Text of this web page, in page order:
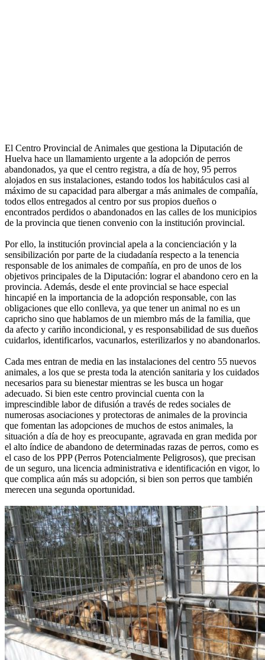
El Centro Provincial de Animales que gestiona la Diputación de
Huelva hace un llamamiento urgente a la adopción de perros
abandonados, ya que el centro registra, a día de hoy, 95 perros
alojados en sus instalaciones, estando todos los habitáculos casi al
máximo de su capacidad para albergar a más animales de compañía,
todos ellos entregados al centro por sus propios dueños o
encontrados perdidos o abandonados en las calles de los municipios
de la provincia que tienen convenio con la institución provincial.
Por ello, la institución provincial apela a la concienciación y la
sensibilización por parte de la ciudadanía respecto a la tenencia
responsable de los animales de compañía, en pro de unos de los
objetivos principales de la Diputación: lograr el abandono cero en la
provincia. Además, desde el ente provincial se hace especial
hincapié en la importancia de la adopción responsable, con las
obligaciones que ello conlleva, ya que tener un animal no es un
capricho sino que hablamos de un miembro más de la familia, que
da afecto y cariño incondicional, y es responsabilidad de sus dueños
cuidarlos, identificarlos, vacunarlos, esterilizarlos y no abandonarlos.
Cada mes entran de media en las instalaciones del centro 55 nuevos
animales, a los que se presta toda la atención sanitaria y los cuidados
necesarios para su bienestar mientras se les busca un hogar
adecuado. Si bien este centro provincial cuenta con la
imprescindible labor de difusión a través de redes sociales de
numerosas asociaciones y protectoras de animales de la provincia
que fomentan las adopciones de muchos de estos animales, la
situación a día de hoy es preocupante, agravada en gran medida por
el alto índice de abandono de determinadas razas de perros, como es
el caso de los PPP (Perros Potencialmente Peligrosos), que precisan
de un seguro, una licencia administrativa e identificación en vigor, lo
que complica aún más su adopción, si bien son perros que también
merecen una segunda oportunidad.